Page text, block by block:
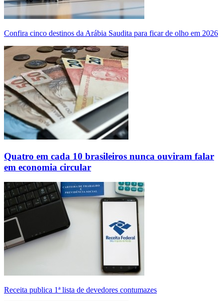
Confira cinco destinos da Arábia Saudita para ficar de olho em 2026
Quatro em cada 10 brasileiros nunca ouviram falar
em economia circular
Receita publica 1ª lista de devedores contumazes